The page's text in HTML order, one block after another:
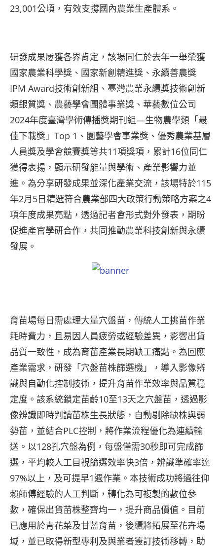
23,001公頃，有效支撐國內農業生產體系。
研發成果屢獲各界肯定，該場同仁於去年一舉榮獲
國家農業科學獎、國家新創精進獎、永續善農獎
IPM Award技術創新組、臺灣農業永續獎技術創新
類銀質獎、農藝學會團體事業獎、華藝數位公司
2024年度臺灣學術傳播獎期刊組—生物農學類「最
佳下載獎」Top 1、園藝學會事業獎、優秀農業基層
人員獎及學會競賽獎等共11項獎項，累計16位同仁
獲得表揚，顯示研發能量與學術、產業影響力並
進。為分享研發成果並深化產業交流，該場特於115
年2月5日精選符合農業部四大政策行動策略方案之4
項年度成果亮點，透過記者會形式對外發表，期盼
促進產官學研合作，共同推動農業科技創新與永續
發展。
育苗場每日需處理大量穴盤苗，傳統人工挑苗作業
耗時費力，且易因人員疲勞或經驗差異，影響出貨
品質一致性，成為育苗產業長期缺工痛點。為回應
產業需求，研發「穴盤苗株篩選機」，導入影像辨
識與自動化控制技術，提升育苗作業效率與品質穩
定度。該系統鎖定苗齡10至13天之穴盤苗，透過影
像辨識即時判讀苗株生長狀態，自動剔除缺株與弱
勢苗，並結合PLC控制，將作業流程優化為連續輸
送。以128孔穴盤為例，每盤僅需30秒即可完成篩
選，平均較人工目視篩選效率快3倍，辨識準確率達
97%以上，及可提早1週作業。本技術成功將過往仰
賴師傅經驗的人工判斷，轉化為可複製的數位參
數，確保出貨苗株整齊均一，提升商品價值。目前
已應用於青花菜及甘藍育苗，後續將拓展至花卉場
域，並已取得新型專利及與業者簽訂技術移轉，助